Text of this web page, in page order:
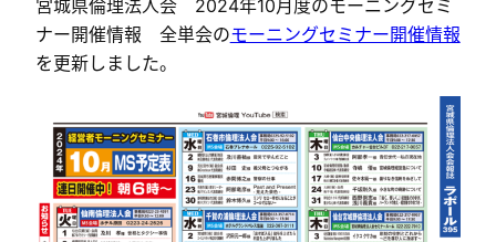
宮城県倫理法人会 2024年10月度のモーニングセミ
ナー開催情報 全単会のモーニングセミナー開催情報
を更新しました。